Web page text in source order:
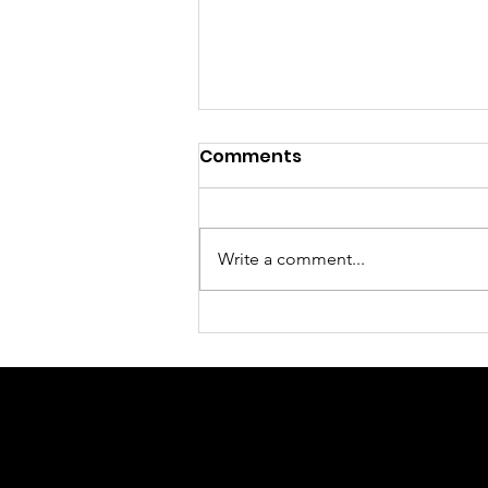
Descoperă Supertree: cel
Comments
Write a comment...